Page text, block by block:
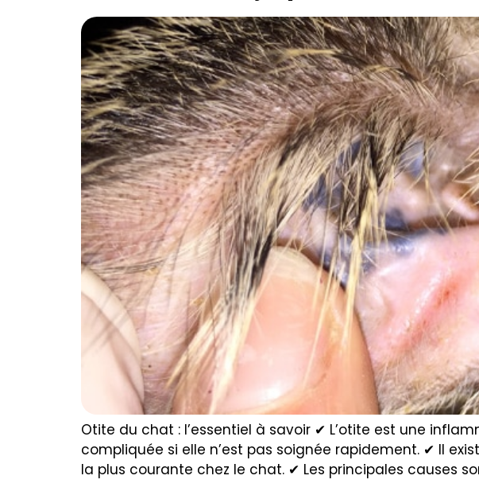
Otite du chat : l’essentiel à savoir ✔ L’otite est une
compliquée si elle n’est pas soignée rapidement. ✔ Il
la plus courante chez le chat. ✔ Les principales causes